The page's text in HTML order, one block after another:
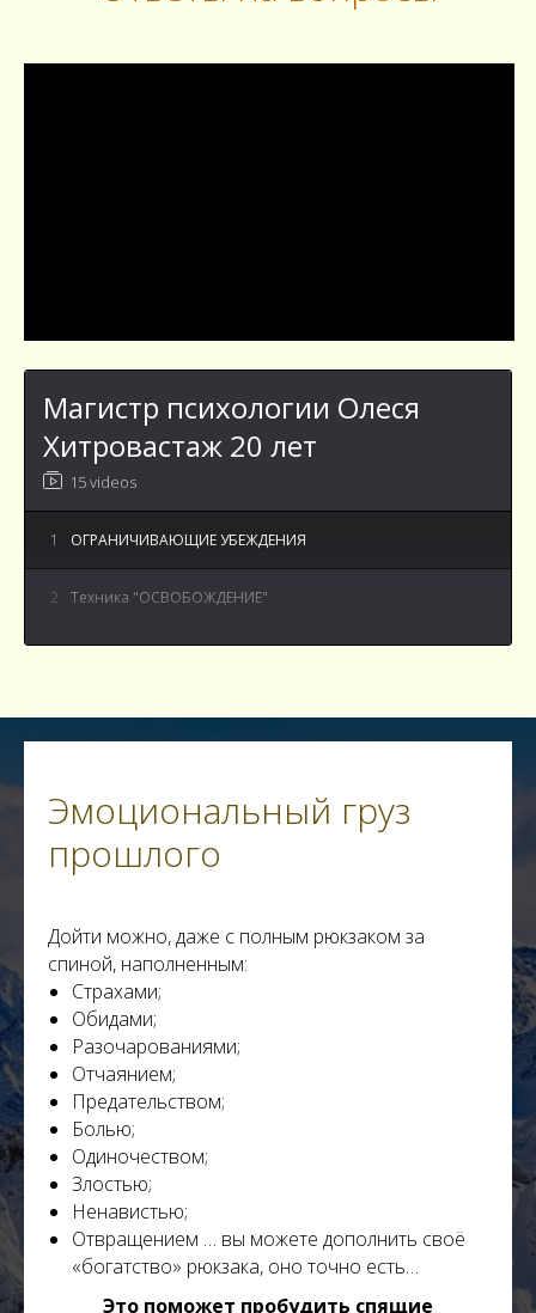
Магистр психологии Олеся
Хитровастаж 20 лет
15 videos
1 ОГРАНИЧИВАЮЩИЕ УБЕЖДЕНИЯ
2 Техника "ОСВОБОЖДЕНИЕ"
манипуляции?
6
ВОПРОС - ОТВЕТ: Чувствую, что всегда есть кто-то
7
ВОПРОС - ОТВЕТ «Чувствую внутренний раскол и
тревогу, что делать?»
8
ВОПРОС - ОТВЕТ Я чувствую упадок сил, или у
меня совсем нет энергии
9
ВОПРОС - ОТВЕТ «Как реанимировать отношения
в паре?»
10 ВОПРОС - ОТВЕТ КАК ОТПУСТИТЬ ЧЕЛОВЕКА?
11 Стыд и его влияние
Эмоциональный груз
прошлого
Дойти можно, даже с полным рюкзаком за
спиной, наполненным:
Страхами;
Обидами;
Разочарованиями;
Отчаянием;
Предательством;
Болью;
Одиночеством;
Злостью;
Ненавистью;
Отвращением … вы можете дополнить своё
«богатство» рюкзака, оно точно есть…
Это поможет пробудить спящие